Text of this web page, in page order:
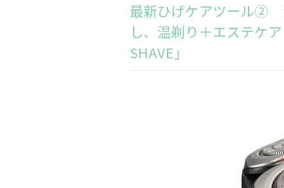
最新ひげケアツール②
し、温剃り＋エステケ
SHAVE」